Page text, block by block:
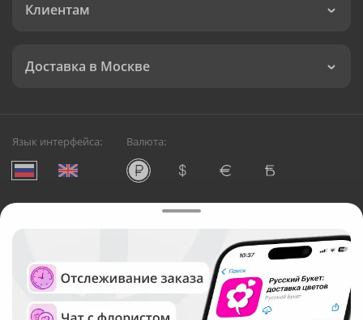
Клиентам
Доставка в Москве
Язык интерфейса: Валюта:
Служба круглосуточной доставки цветов в Москве
Русский Букет, 2026
Общество с ограниченной ответственностью «Технология»
ОГРН: 1195476081745, ИНН: 5410081997
Юридический адрес: г. Новосибирск, ул. Ипподромская,
д.42, оф. 3